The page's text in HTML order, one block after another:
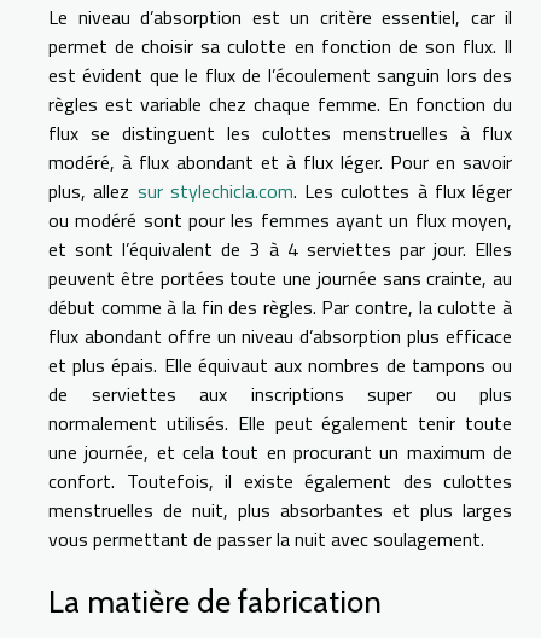
Le niveau d’absorption est un critère essentiel, car il
permet de choisir sa culotte en fonction de son flux. Il
est évident que le flux de l’écoulement sanguin lors des
règles est variable chez chaque femme. En fonction du
flux se distinguent les culottes menstruelles à flux
modéré, à flux abondant et à flux léger. Pour en savoir
plus, allez sur stylechicla.com. Les culottes à flux léger
ou modéré sont pour les femmes ayant un flux moyen,
et sont l’équivalent de 3 à 4 serviettes par jour. Elles
peuvent être portées toute une journée sans crainte, au
début comme à la fin des règles. Par contre, la culotte à
flux abondant offre un niveau d’absorption plus efficace
et plus épais. Elle équivaut aux nombres de tampons ou
de serviettes aux inscriptions super ou plus
normalement utilisés. Elle peut également tenir toute
une journée, et cela tout en procurant un maximum de
confort. Toutefois, il existe également des culottes
menstruelles de nuit, plus absorbantes et plus larges
vous permettant de passer la nuit avec soulagement.
La matière de fabrication